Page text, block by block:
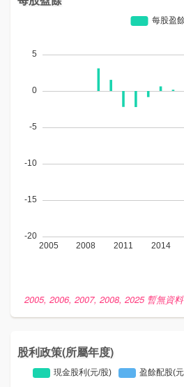
2005, 2006, 2007, 2008, 2025 暫無資料
股利政策(所屬年度)